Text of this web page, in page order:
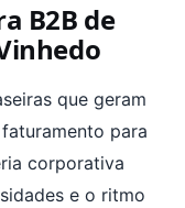
B2B de
que geram
para
corporativa
e o ritmo